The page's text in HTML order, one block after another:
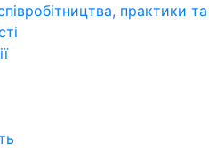
практики та